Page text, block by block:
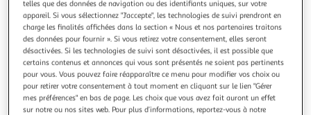
Illustration
précédente
Illustration
suivante
telles que des données de navigation ou des identifiants uniques, sur votre
appareil. Si vous sélectionnez "J'accepte", les technologies de suivi prendront en
charge les finalités affichées dans la section « Nous et nos partenaires traitons
des données pour fournir ». Si vous retirez votre consentement, elles seront
désactivées. Si les technologies de suivi sont désactivées, il est possible que
certains contenus et annonces qui vous sont présentés ne soient pas pertinents
pour vous. Vous pouvez faire réapparaître ce menu pour modifier vos choix ou
pour retirer votre consentement à tout moment en cliquant sur le lien "Gérer
mes préférences" en bas de page. Les choix que vous avez fait auront un effet
sur notre ou nos sites web. Pour plus d’informations, reportez-vous à notre